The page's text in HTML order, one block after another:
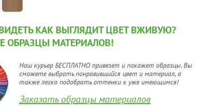
КАК ВЫГЛЯДИТ ЦВЕТ ВЖИВУЮ?
ОБРАЗЦЫ МАТЕРИАЛОВ!
Наш курьер БЕСПЛАТНО привезет и покажет образцы. Вы
сможете выбрать понравившийся цвет и материал, а
также легко подобрать оттенки к уже имеющимся!
Заказать образцы материалов